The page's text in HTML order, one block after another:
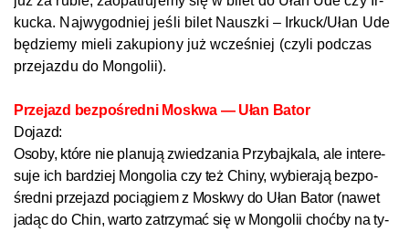
kuc­ka. Naj­wy­god­niej jeś­li bilet Na­usz­ki – Ir­kuck/Ułan Ude
bę­dzie­my mie­li za­ku­pio­ny już wcześ­niej (czy­li pod­czas
prze­jaz­du do Mon­go­li­i).
Prze­jazd bez­po­śred­ni Mos­k­wa — Ułan Ba­tor
Do­jazd:
Oso­by, któ­re nie pla­nu­ją zwie­dza­nia Przy­bajkala, ale in­te­re­
su­je ich bar­dziej Mon­go­lia czy też Chi­ny, wy­bie­ra­ją bez­po­
śred­ni prze­jazd po­cią­giem z Mos­k­wy do Ułan Ba­tor (na­wet
ja­dąc do Chin, war­to za­trzy­mać się w Mon­go­li­i choć­by na ty­